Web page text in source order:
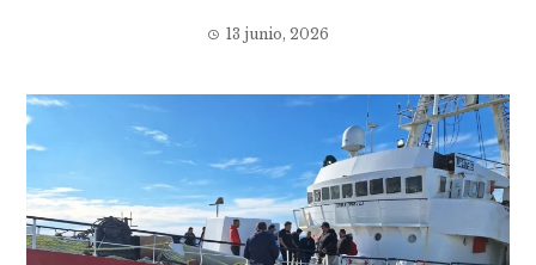
13 junio, 2026